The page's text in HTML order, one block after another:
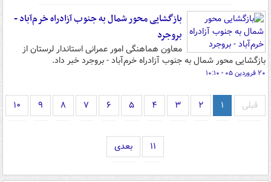
بازگشایی محور شمال به جنوب آزادراه خرم‌آباد -
بروجرد
معاون هماهنگی امور عمرانی استاندار لرستان از
بازگشایی محور شمال به جنوب آزادراه خرم‌آباد - بروجرد خبر داد.
۲۰ فروردین ۰۵ - ۱۰:۱۰
قبلی ۱ ۲ ۳ ۴ ۵ ۶ ۷ ۸ ۹ ۱۰
۱۱ بعدی